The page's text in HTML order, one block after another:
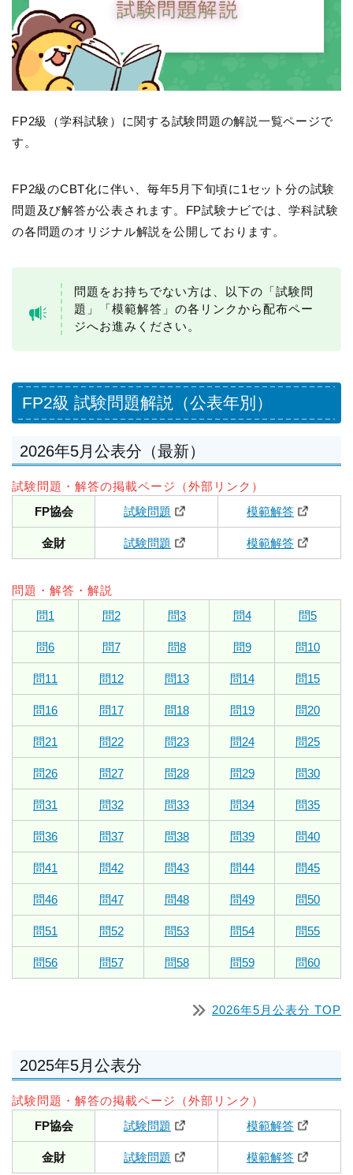
FP2級（学科試験）に関する試験問題の解説一覧ページで
す。
FP2級のCBT化に伴い、毎年5月下旬頃に1セット分の試験
問題及び解答が公表されます。FP試験ナビでは、学科試験
の各問題のオリジナル解説を公開しております。
問題をお持ちでない方は、以下の「試験問
題」「模範解答」の各リンクから配布ペー
ジへお進みください。
FP2級 試験問題解説（公表年別）
2026年5月公表分（最新）
試験問題・解答の掲載ページ（外部リンク）
FP協会
試験問題 模範解答
金財 試験問題 模範解答
問題・解答・解説
問1
問2 問3 問4 問5
問6 問7 問8 問9 問10
問11 問12 問13 問14 問15
問16 問17 問18 問19 問20
問21 問22 問23 問24 問25
問26 問27 問28 問29 問30
問31 問32 問33 問34 問35
問36 問37 問38 問39 問40
問41 問42 問43 問44 問45
問46 問47 問48 問49 問50
問51 問52 問53 問54 問55
問56 問57 問58 問59 問60
2026年5月公表分 TOP
2025年5月公表分
試験問題・解答の掲載ページ（外部リンク）
FP協会
試験問題 模範解答
金財 試験問題 模範解答